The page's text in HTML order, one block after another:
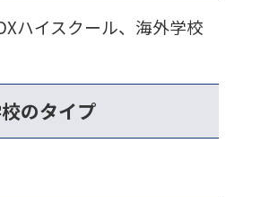
ハイスクール、海外学校
のタイプ